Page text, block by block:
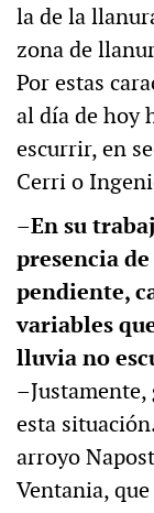
la de la
zona de
Por estas
al día de hoy
escurrir, en
Cerri o
–En su
presencia
pendiente,
variables
lluvia no
esta
arroyo
Ventania,